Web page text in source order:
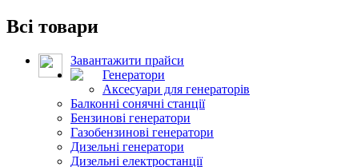
Всі товари
Завантажити прайси
Генератори
Аксесуари для генераторів
Балконні сонячні станції
Бензинові генератори
Газобензинові генератори
Дизельні генератори
Дизельні електростанції